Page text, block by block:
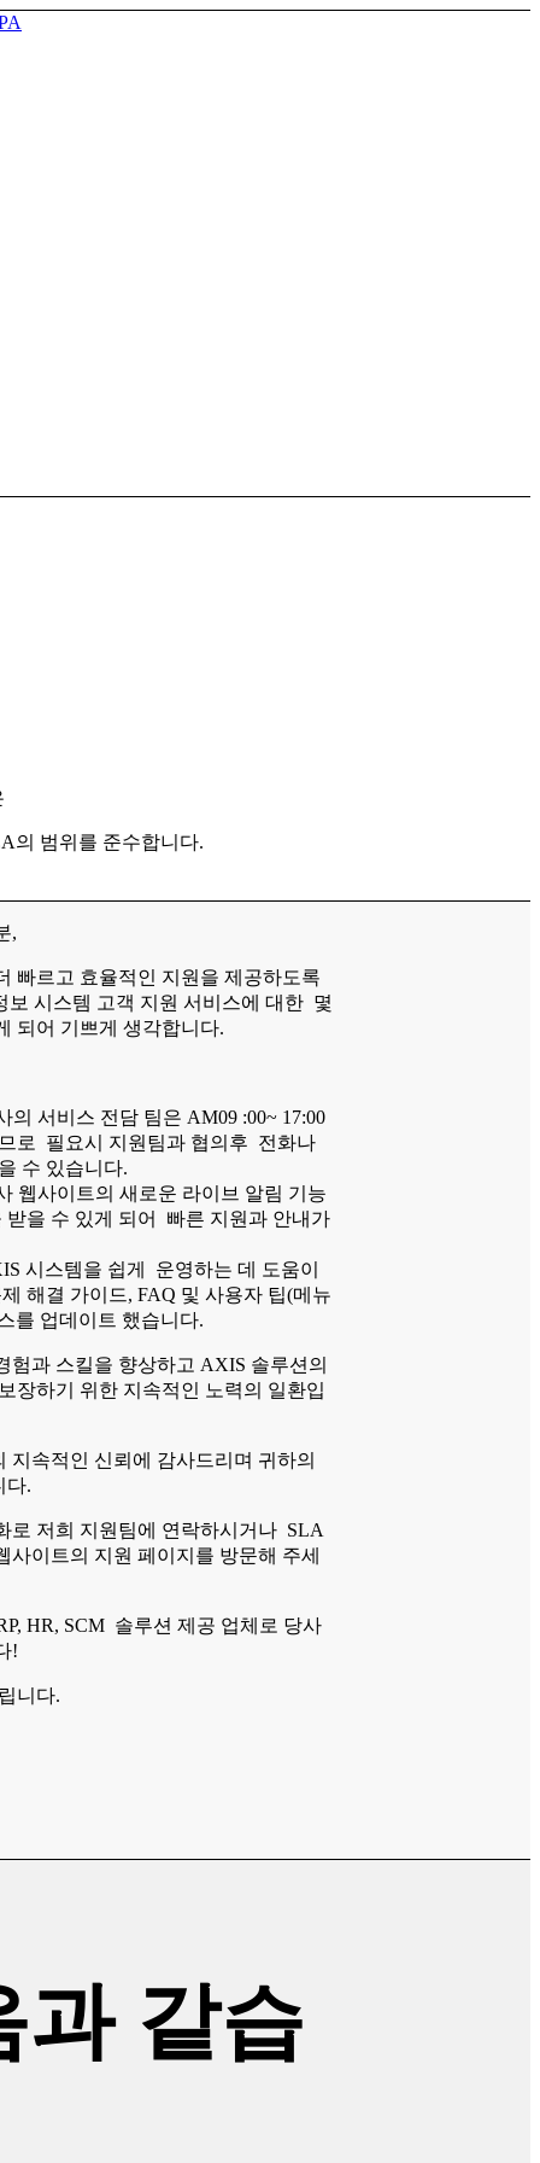
의 범위를 준수합니다.
,
빠르고 효율적인 지원을 제공하도록
시스템 고객 지원 서비스에 대한 몇
되어 기쁘게 생각합니다.
의 서비스 전담 팀은 AM09 :00~ 17:00
로 필요시 지원팀과 협의후 전화나
수 있습니다.
웹사이트의 새로운 라이브 알림 기능
받을 수 있게 되어 빠른 지원과 안내가
시스템을 쉽게 운영하는 데 도움이
해결 가이드, FAQ 및 사용자 팁(메뉴
를 업데이트 했습니다.
험과 스킬을 향상하고 AXIS 솔루션의
장하기 위한 지속적인 노력의 일환입
지속적인 신뢰에 감사드리며 귀하의
다.
로 저희 지원팀에 연락하시거나 SLA
사이트의 지원 페이지를 방문해 주세
HR, SCM 솔루션 제공 업체로 당사
!
니다.
과 같습